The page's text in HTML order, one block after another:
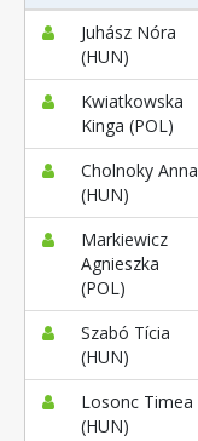
Juhász Nóra
(HUN)
Kwiatkowska
Kinga (POL)
Cholnoky Anna
(HUN)
Markiewicz
Agnieszka
(POL)
Szabó Tícia
(HUN)
Losonc Timea
(HUN)